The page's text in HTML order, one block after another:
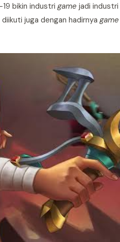
bikin industri game jadi industri
juga dengan hadirnya game